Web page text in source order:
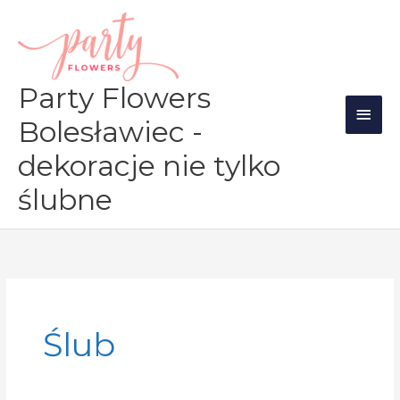
treści
Party Flowers
Bolesławiec -
dekoracje nie tylko
ślubne
Ślub